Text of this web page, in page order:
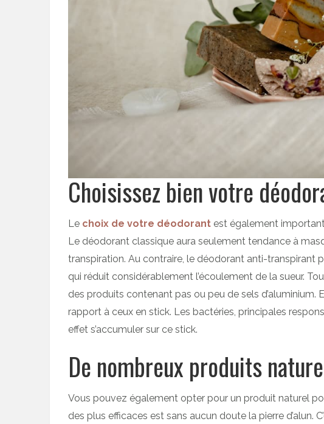
Choisissez bien votre
Le choix de votre déodorant est également
Le déodorant classique aura seulement tendance à
transpiration. Au contraire, le déodorant anti-transpirant
qui réduit considérablement l’écoulement de la sueur.
des produits contenant pas ou peu de sels d’aluminium.
rapport à ceux en stick. Les bactéries, principales
effet s’accumuler sur ce stick.
De nombreux produits
Vous pouvez également opter pour un produit naturel
des plus efficaces est sans aucun doute la pierre d’alun.